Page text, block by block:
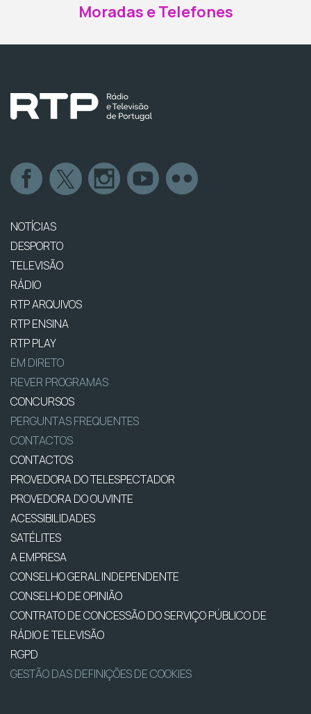
Moradas e Telefones
NOTÍCIAS
DESPORTO
TELEVISÃO
RÁDIO
RTP ARQUIVOS
RTP ENSINA
RTP PLAY
EM DIRETO
REVER PROGRAMAS
CONCURSOS
PERGUNTAS FREQUENTES
CONTACTOS
CONTACTOS
PROVEDORA DO TELESPECTADOR
PROVEDORA DO OUVINTE
ACESSIBILIDADES
SATÉLITES
A EMPRESA
CONSELHO GERAL INDEPENDENTE
CONSELHO DE OPINIÃO
CONTRATO DE CONCESSÃO DO SERVIÇO PÚBLICO DE
RÁDIO E TELEVISÃO
RGPD
GESTÃO DAS DEFINIÇÕES DE COOKIES